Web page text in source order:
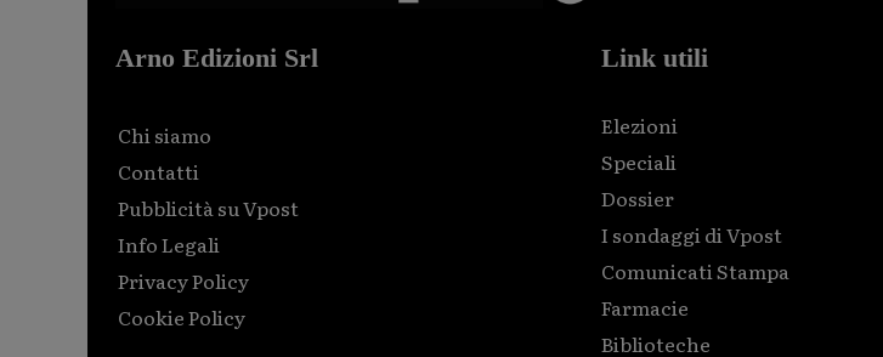
Arno Edizioni Srl
Chi siamo
Contatti
Pubblicità su Vpost
Info Legali
Privacy Policy
Cookie Policy
Link utili
Elezioni
Speciali
Dossier
I sondaggi di Vpost
Comunicati Stampa
Farmacie
Biblioteche